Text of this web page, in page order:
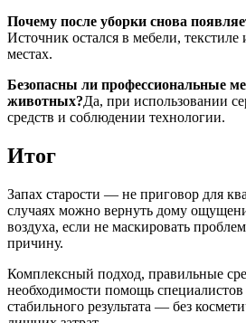
Почему после уборки снова
Источник остался в мебели,
местах.
Безопасны ли профессиональные
животных?Да, при использовании
средств и соблюдении технологии.
Итог
Запах старости — не приговор для
случаях можно вернуть дому
воздуха, если не маскировать
причину.
Комплексный подход, правильные
необходимости помощь специалистов
стабильного результата — без